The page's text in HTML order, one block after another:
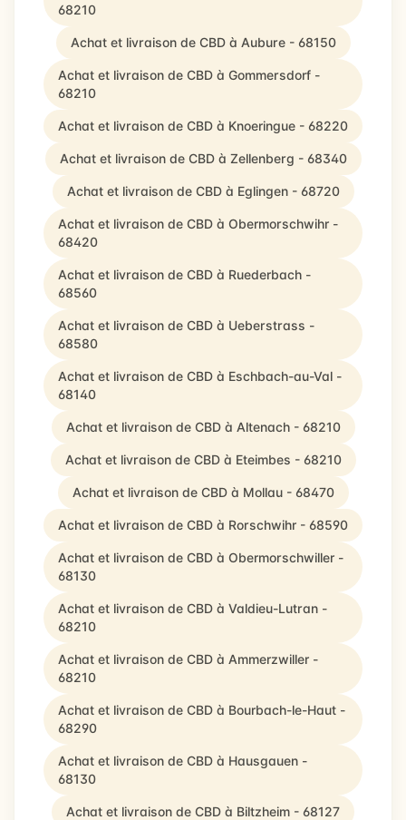
68210
Achat et livraison de CBD à Aubure - 68150
Achat et livraison de CBD à Gommersdorf -
68210
Achat et livraison de CBD à Knoeringue - 68220
Achat et livraison de CBD à Zellenberg - 68340
Achat et livraison de CBD à Eglingen - 68720
Achat et livraison de CBD à Obermorschwihr -
68420
Achat et livraison de CBD à Ruederbach -
68560
Achat et livraison de CBD à Ueberstrass -
68580
Achat et livraison de CBD à Eschbach-au-Val -
68140
Achat et livraison de CBD à Altenach - 68210
Achat et livraison de CBD à Eteimbes - 68210
Achat et livraison de CBD à Mollau - 68470
Achat et livraison de CBD à Rorschwihr - 68590
Achat et livraison de CBD à Obermorschwiller -
68130
Achat et livraison de CBD à Valdieu-Lutran -
68210
Achat et livraison de CBD à Ammerzwiller -
68210
Achat et livraison de CBD à Bourbach-le-Haut -
68290
Achat et livraison de CBD à Hausgauen -
68130
Achat et livraison de CBD à Biltzheim - 68127